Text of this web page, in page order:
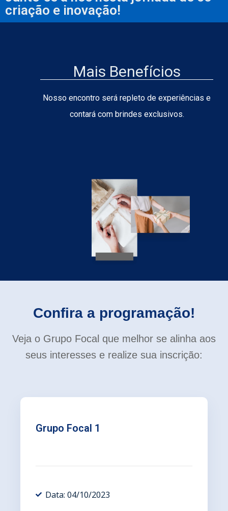
criação e inovação!
Mais Benefícios
Nosso encontro será repleto de experiências e
contará com brindes exclusivos.
Confira a programação!
Veja o Grupo Focal que melhor se alinha aos
seus interesses e realize sua inscrição:
Grupo Focal 1
Data: 04/10/2023